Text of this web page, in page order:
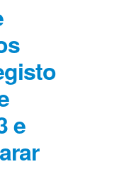
e